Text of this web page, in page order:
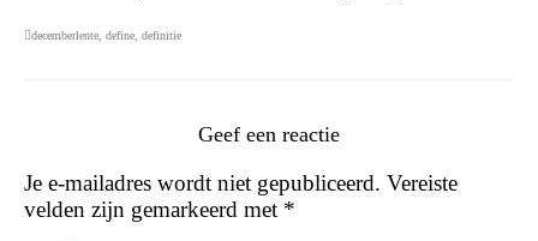
decemberlente define definitie
Geef een reactie
Je e-mailadres wordt niet gepubliceerd. Vereiste
velden zijn gemarkeerd met *